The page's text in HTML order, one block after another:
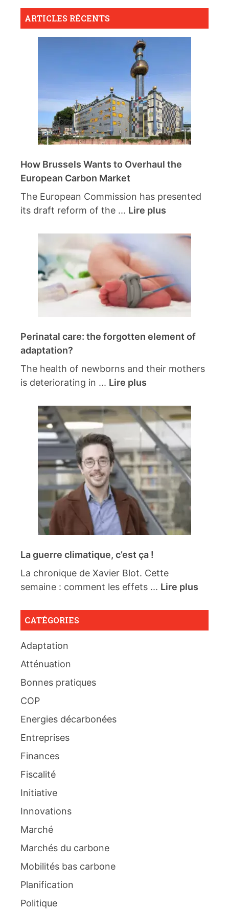
ARTICLES RÉCENTS
How Brussels Wants to Overhaul the
European Carbon Market
The European Commission has presented
its draft reform of the ... Lire plus
Perinatal care: the forgotten element of
adaptation?
The health of newborns and their mothers
is deteriorating in ... Lire plus
La guerre climatique, c’est ça !
La chronique de Xavier Blot. Cette
semaine : comment les effets ... Lire plus
CATÉGORIES
Adaptation
Atténuation
Bonnes pratiques
COP
Energies décarbonées
Entreprises
Finances
Fiscalité
Initiative
Innovations
Marché
Marchés du carbone
Mobilités bas carbone
Planification
Politique